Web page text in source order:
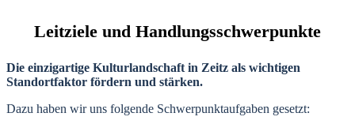
Leitziele und Handlungsschwerpunkte
Die einzigartige Kulturlandschaft in Zeitz als wichtigen
Standortfaktor fördern und stärken.
Dazu haben wir uns folgende Schwerpunktaufgaben gesetzt: